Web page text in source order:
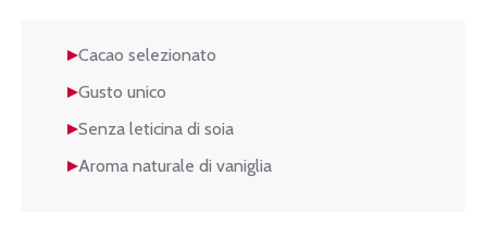
Cacao selezionato
Gusto unico
Senza leticina di soia
Aroma naturale di vaniglia